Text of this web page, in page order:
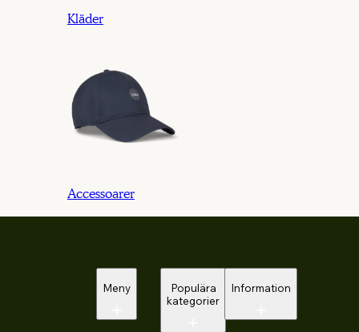
Kläder
Accessoarer
Meny
Populära
kategorier
Information